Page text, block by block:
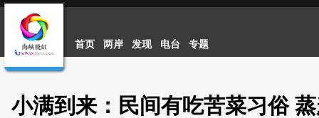
首页 两岸 发现 电台 专题
小满到来：民间有吃苦菜习俗